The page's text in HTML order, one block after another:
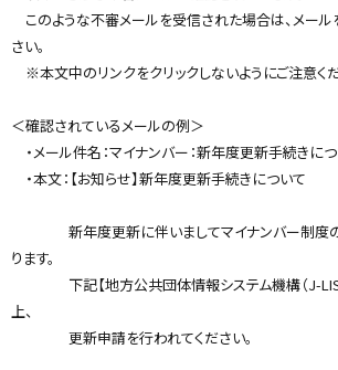
このような不審メールを受信された場合は、メー
さい。
※本文中のリンクをクリックしないようにご注意くだ
＜確認されているメールの例＞
・メール件名：マイナンバー：新年度更新手続きに
・本文：【お知らせ】新年度更新手続きについて
新年度更新に伴いましてマイナンバー制度の
ります。
下記【地方公共団体情報システム機構（J-LIS
上、
更新申請を行われてください。